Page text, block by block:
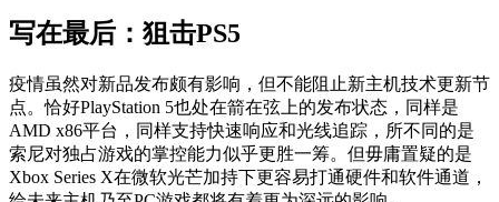
写在最后：狙击PS5
疫情虽然对新品发布颇有影响，但不能阻止新主机技术更新节
点。恰好PlayStation 5也处在箭在弦上的发布状态，同样是
AMD x86平台，同样支持快速响应和光线追踪，所不同的是
索尼对独占游戏的掌控能力似乎更胜一筹。但毋庸置疑的是
Xbox Series X在微软光芒加持下更容易打通硬件和软件通道，